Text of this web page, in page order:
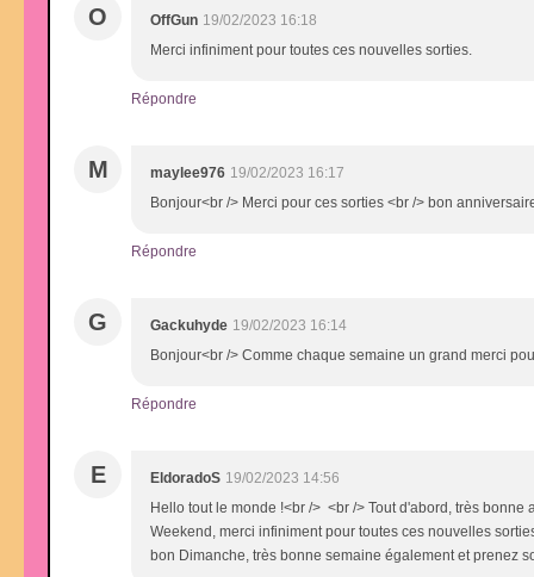
O OffGun 19/02/2023 16:18
Merci infiniment pour toutes ces nouvelles sorties.
Répondre
M maylee976 19/02/2023 16:17
Bonjour<br /> Merci pour ces sorties <br /> bon
Répondre
G Gackuhyde 19/02/2023 16:14
Bonjour<br /> Comme chaque semaine un grand merci
Répondre
E EldoradoS 19/02/2023 14:56
Hello tout le monde !<br /> <br /> Tout d'abord, très
Weekend, merci infiniment pour toutes ces nouvelles
bon Dimanche, très bonne semaine également et prenez